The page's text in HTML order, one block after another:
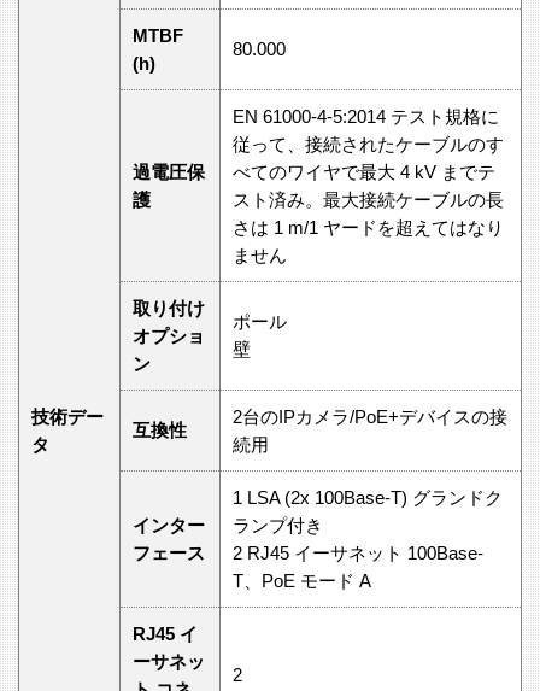
技術デー
タ
MTBF
(h)
80.000
過電圧保
護
EN 61000-4-5:2014 テスト規格に
従って、接続されたケーブルのす
べてのワイヤで最大 4 kV までテ
スト済み。最大接続ケーブルの長
さは 1 m/1 ヤードを超えてはなり
ません
取り付け
オプショ
ン
ポール
壁
互換性
2台のIPカメラ/PoE+デバイスの接
続用
インター
フェース
1 LSA (2x 100Base-T) グランドク
ランプ付き
2 RJ45 イーサネット 100Base-
T、PoE モード A
RJ45 イ
ーサネッ
2